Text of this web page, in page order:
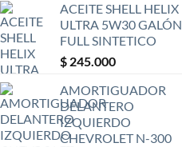
ACEITE SHELL HELIX
ULTRA 5W30 GALÓN
FULL SINTETICO
$ 245.000
AMORTIGUADOR
DELANTERO
IZQUIERDO
CHEVROLET N-300